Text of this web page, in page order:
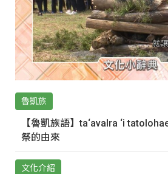
魯凱族
【魯凱族語】ta‘avalra ‘i
祭的由來
文化介紹